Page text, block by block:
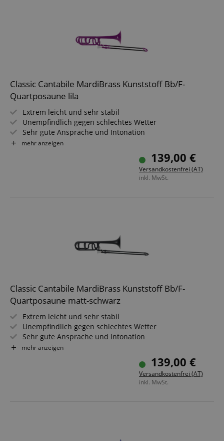
Classic Cantabile MardiBrass Kunststoff Bb/F-
Quartposaune lila
Extrem leicht und sehr stabil
Unempfindlich gegen schlechtes Wetter
Sehr gute Ansprache und Intonation
Material: ABS-Kunststoff, Zug aus Fiberglas
Farbe des Mundstücks kann abweichen
mehr anzeigen
139,00 €
Versandkostenfrei (AT)
inkl. MwSt.
Classic Cantabile MardiBrass Kunststoff Bb/F-
Quartposaune matt-schwarz
Extrem leicht und sehr stabil
Unempfindlich gegen schlechtes Wetter
Sehr gute Ansprache und Intonation
Material: ABS-Kunststoff, Zug aus Fiberglas
Farbe des Mundstücks kann abweichen
mehr anzeigen
139,00 €
Versandkostenfrei (AT)
inkl. MwSt.